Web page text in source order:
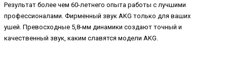
Результат более чем 60-летнего опыта работы с лучшими
профессионалами. Фирменный звук AKG только для ваших
ушей. Превосходные 5,8-мм динамики создают точный и
качественный звук, каким славятся модели AKG.